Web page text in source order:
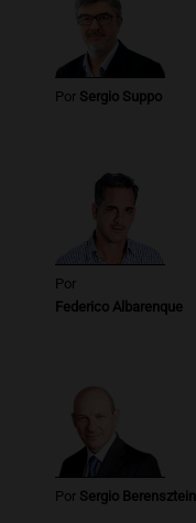
Una mañana
Episodios
Audio.
la
Episodios
Por Sergio Suppo
Por
Federico Albarenque
Por Sergio Berensztein